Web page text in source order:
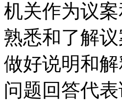
机关作为议
熟悉和了解
做好说明和
问题回答代